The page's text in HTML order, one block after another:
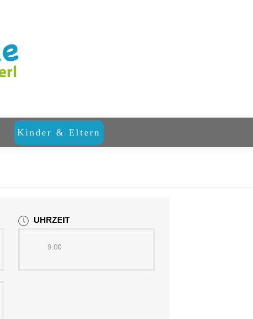
Kinder & Eltern
UHRZEIT
9:00